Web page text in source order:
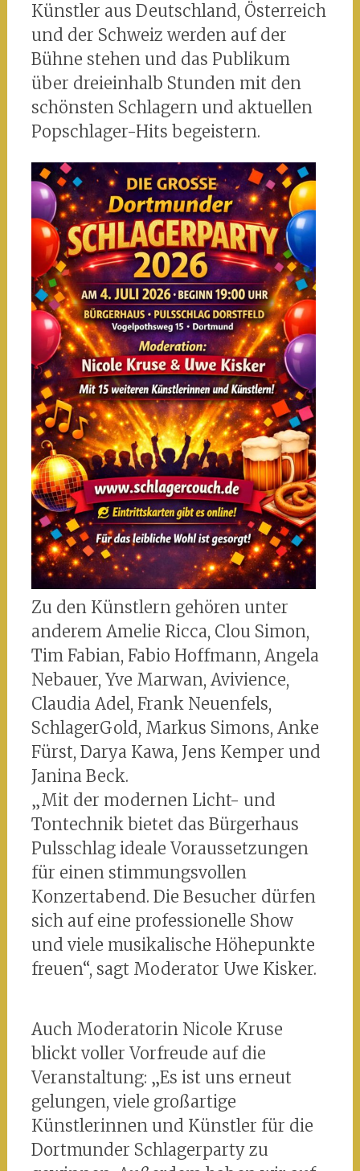
Künstler aus Deutschland, Österreich
und der Schweiz werden auf der
Bühne stehen und das Publikum
über dreieinhalb Stunden mit den
schönsten Schlagern und aktuellen
Popschlager-Hits begeistern.
Zu den Künstlern gehören unter
anderem Amelie Ricca, Clou Simon,
Tim Fabian, Fabio Hoffmann, Angela
Nebauer, Yve Marwan, Avivience,
Claudia Adel, Frank Neuenfels,
SchlagerGold, Markus Simons, Anke
Fürst, Darya Kawa, Jens Kemper und
Janina Beck.
„Mit der modernen Licht- und
Tontechnik bietet das Bürgerhaus
Pulsschlag ideale Voraussetzungen
für einen stimmungsvollen
Konzertabend. Die Besucher dürfen
sich auf eine professionelle Show
und viele musikalische Höhepunkte
freuen“, sagt Moderator Uwe Kisker.
Auch Moderatorin Nicole Kruse
blickt voller Vorfreude auf die
Veranstaltung: „Es ist uns erneut
gelungen, viele großartige
Künstlerinnen und Künstler für die
Dortmunder Schlagerparty zu